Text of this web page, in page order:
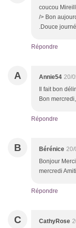
coucou
/> Bon
.Douce
Répondre
A Annie54 20/
Il fait bon
Bon
Répondre
B Bérénice 20/
Bonjour
mercredi
Répondre
C CathyRose